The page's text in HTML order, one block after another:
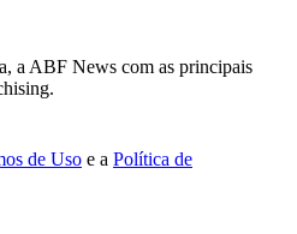
a ABF News com as principais
de Uso e a Política de